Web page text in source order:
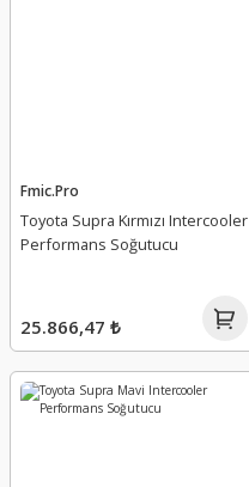
Fmic.Pro
Toyota Supra Kırmızı Intercooler
Performans Soğutucu
25.866,47 ₺